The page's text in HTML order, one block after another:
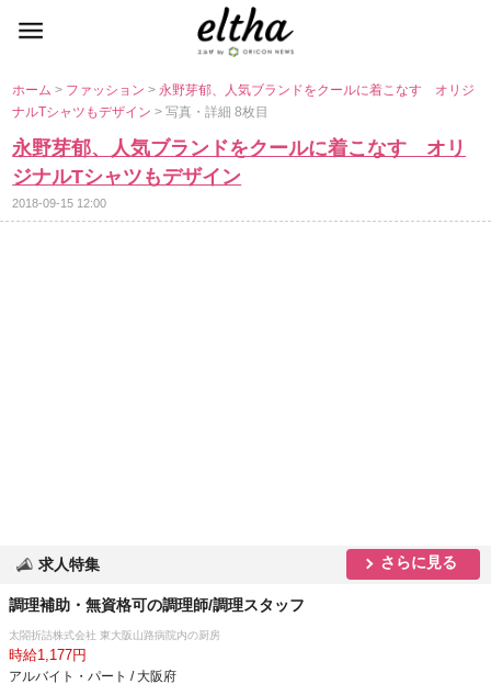
ホーム> ファッション> 永野芽郁、人気ブランドをクールに着こなす オリジ
ナルTシャツもデザイン> 写真・詳細 8枚目
永野芽郁、人気ブランドをクールに着こなす オリ
ジナルTシャツもデザイン
2018-09-15 12:00
求人特集 さらに見る
調理補助・無資格可の調理師/調理スタッフ
太閤折詰株式会社 東大阪山路病院内の厨房
時給1,177円
アルバイト・パート / 大阪府